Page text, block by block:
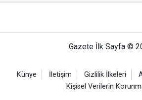
Gazete İlk Sayfa ©
Künye İletişim Gizlilik İlkeleri
Kişisel Verilerin